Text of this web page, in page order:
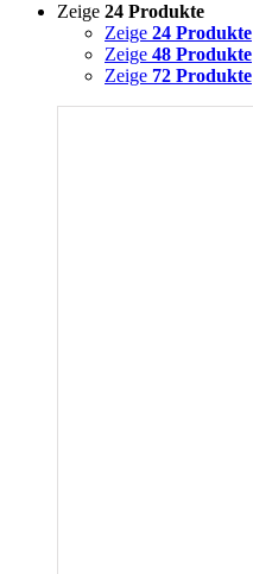
Zeige 24 Produkte
Zeige 24 Produkte
Zeige 48 Produkte
Zeige 72 Produkte